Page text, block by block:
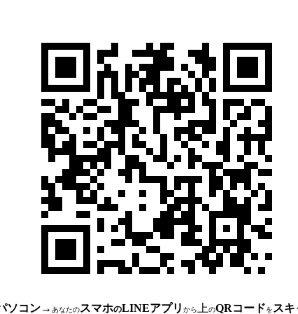
ソコン→ あなたのスマホのLINEアプリ から 上のQRコードを ス